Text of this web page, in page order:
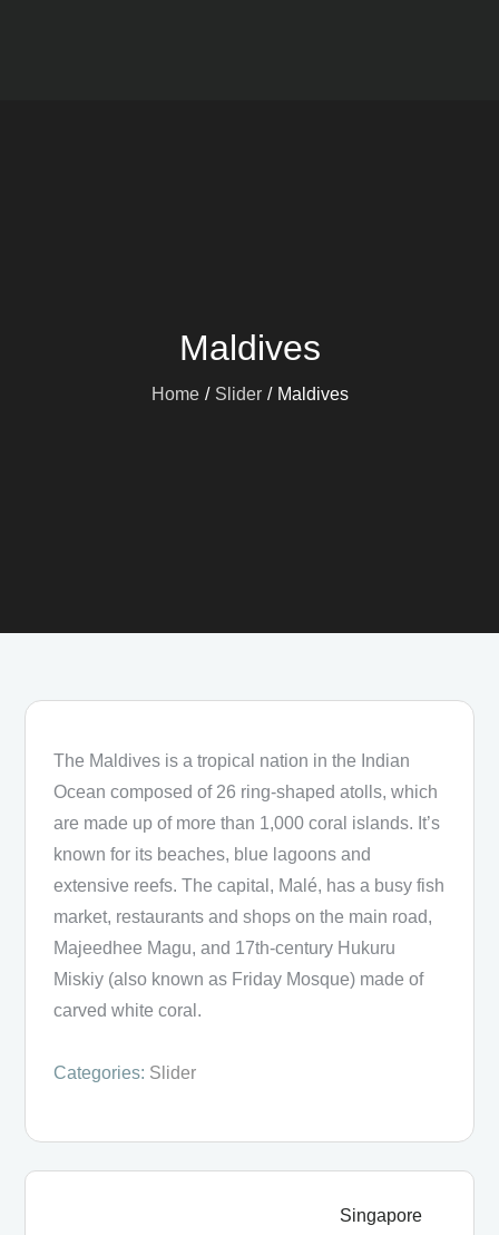
Maldives
Home Slider Maldives
The Maldives is a tropical nation in the Indian
Ocean composed of 26 ring-shaped atolls, which
are made up of more than 1,000 coral islands. It’s
known for its beaches, blue lagoons and
extensive reefs. The capital, Malé, has a busy fish
market, restaurants and shops on the main road,
Majeedhee Magu, and 17th-century Hukuru
Miskiy (also known as Friday Mosque) made of
carved white coral.
Categories: Slider
Singapore